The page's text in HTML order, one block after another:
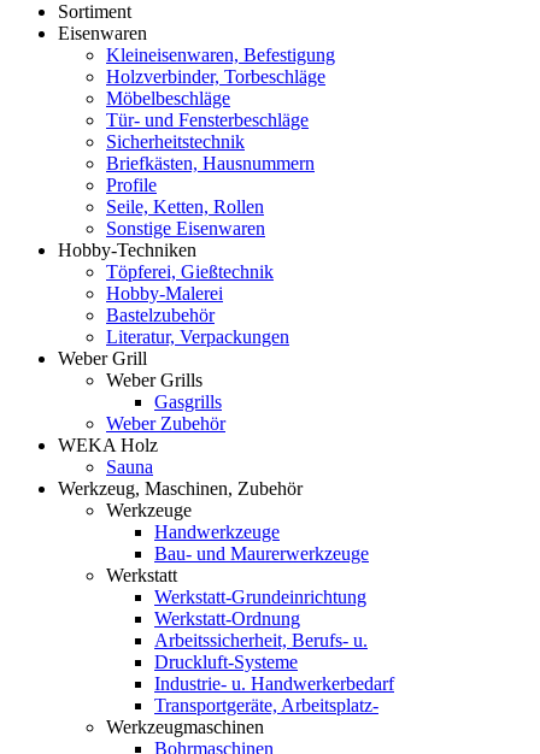
Sortiment
Eisenwaren
Kleineisenwaren, Befestigung
Holzverbinder, Torbeschläge
Möbelbeschläge
Tür- und Fensterbeschläge
Sicherheitstechnik
Briefkästen, Hausnummern
Profile
Seile, Ketten, Rollen
Sonstige Eisenwaren
Hobby-Techniken
Töpferei, Gießtechnik
Hobby-Malerei
Bastelzubehör
Literatur, Verpackungen
Weber Grill
Weber Grills
Gasgrills
Weber Zubehör
WEKA Holz
Sauna
Werkzeug, Maschinen, Zubehör
Werkzeuge
Handwerkzeuge
Bau- und Maurerwerkzeuge
Werkstatt
Werkstatt-Grundeinrichtung
Werkstatt-Ordnung
Arbeitssicherheit, Berufs- u.
Druckluft-Systeme
Industrie- u. Handwerkerbedarf
Transportgeräte, Arbeitsplatz-
Werkzeugmaschinen
Bohrmaschinen